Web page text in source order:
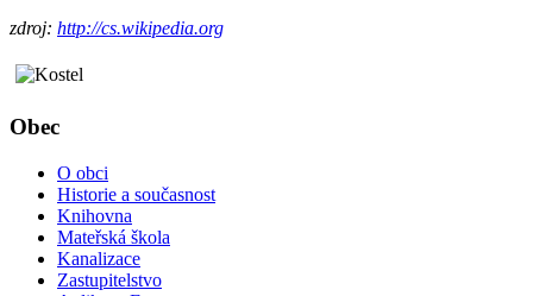
zdroj: http://cs.wikipedia.org
Obec
O obci
Historie a současnost
Knihovna
Mateřská škola
Kanalizace
Zastupitelstvo